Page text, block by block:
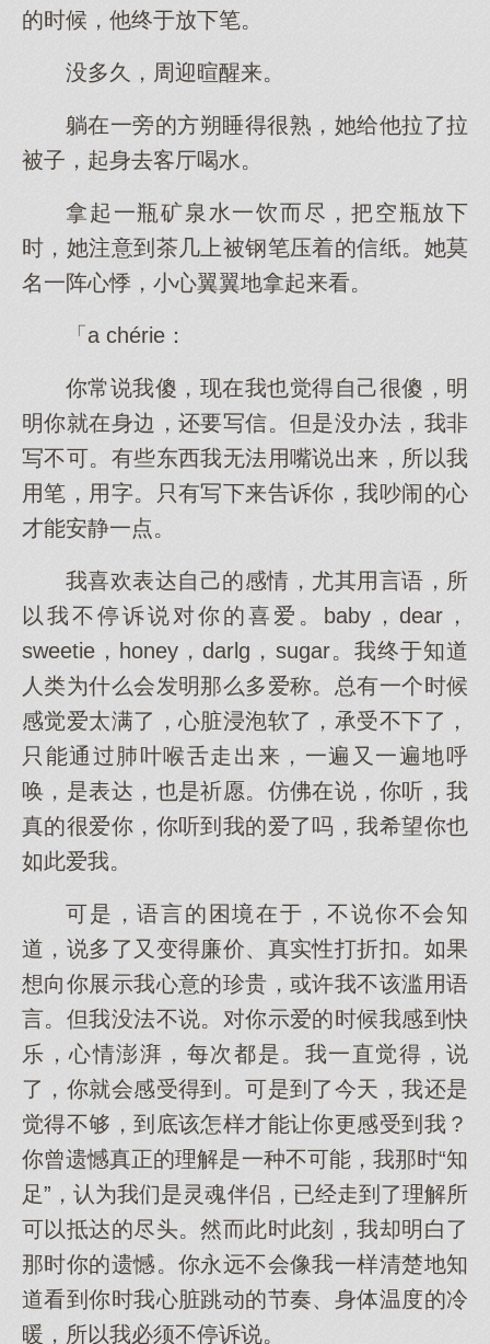
的时候，他终于放下笔。
没多久，周迎暄醒来。
躺在一旁的方朔睡得很熟，她给他拉了拉
被子，起身去客厅喝水。
拿起一瓶矿泉水一饮而尽，把空瓶放下
时，她注意到茶几上被钢笔压着的信纸。她莫
名一阵心悸，小心翼翼地拿起来看。
「a chérie：
你常说我傻，现在我也觉得自己很傻，明
明你就在身边，还要写信。但是没办法，我非
写不可。有些东西我无法用嘴说出来，所以我
用笔，用字。只有写下来告诉你，我吵闹的心
才能安静一点。
我喜欢表达自己的感情，尤其用言语，所
以我不停诉说对你的喜爱。baby，dear，
sweetie，honey，darlg，sugar。我终于知道
人类为什么会发明那么多爱称。总有一个时候
感觉爱太满了，心脏浸泡软了，承受不下了，
只能通过肺叶喉舌走出来，一遍又一遍地呼
唤，是表达，也是祈愿。仿佛在说，你听，我
真的很爱你，你听到我的爱了吗，我希望你也
如此爱我。
可是，语言的困境在于，不说你不会知
道，说多了又变得廉价、真实性打折扣。如果
想向你展示我心意的珍贵，或许我不该滥用语
言。但我没法不说。对你示爱的时候我感到快
乐，心情澎湃，每次都是。我一直觉得，说
了，你就会感受得到。可是到了今天，我还是
觉得不够，到底该怎样才能让你更感受到我？
你曾遗憾真正的理解是一种不可能，我那时“知
足”，认为我们是灵魂伴侣，已经走到了理解所
可以抵达的尽头。然而此时此刻，我却明白了
那时你的遗憾。你永远不会像我一样清楚地知
道看到你时我心脏跳动的节奏、身体温度的冷
暖，所以我必须不停诉说。